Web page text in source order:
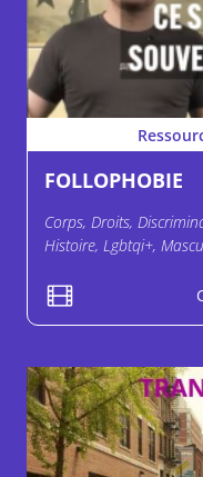
FOLLOPHOBIE
Corps, Droits,
Histoire, Lgbtqi+,